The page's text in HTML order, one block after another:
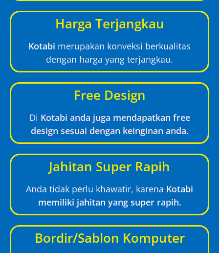
Harga Terjangkau
Kotabi merupakan konveksi berkualitas
dengan harga yang terjangkau.
Free Design
Di Kotabi anda juga mendapatkan free
design sesuai dengan keinginan anda.
Jahitan Super Rapih
Anda tidak perlu khawatir, karena Kotabi
memiliki jahitan yang super rapih.
Bordir/Sablon Komputer